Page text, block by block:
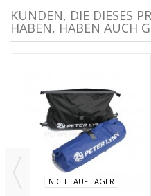
KUNDEN, DIE DIESES
HABEN, HABEN AUCH
NICHT AUF LAGER